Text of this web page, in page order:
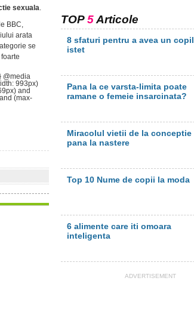
sexuala.
BBC,
arata
se
@media
993px)
and
(max-
TOP5Articole
8 sfaturi pentru a avea un copil
istet
Pana la ce varsta-limita poate
ramane o femeie insarcinata?
Miracolul vietii de la conceptie
pana la nastere
Top 10 Nume de copii la moda
6 alimente care iti omoara
inteligenta
ADVERTISEMENT